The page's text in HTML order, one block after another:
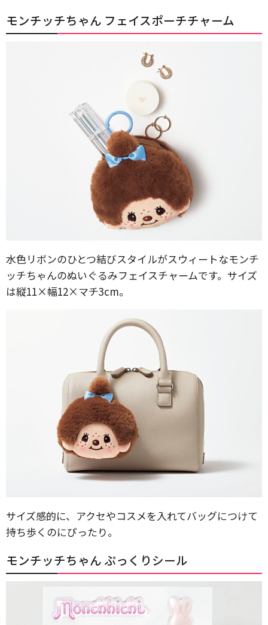
モンチッチちゃん フェイスポーチチャーム
水色リボンのひとつ結びスタイルがスウィートなモンチ
ッチちゃんのぬいぐるみフェイスチャームです。サイズ
は縦11×幅12×マチ3cm。
サイズ感的に、アクセやコスメを入れてバッグにつけて
持ち歩くのにぴったり。
モンチッチちゃん ぷっくりシール